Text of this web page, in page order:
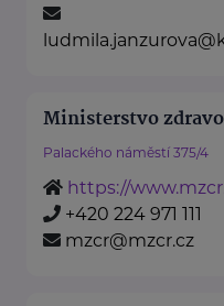
Ministerstvo
Palackého náměstí 375/4
https://
+420 224 971 111
mzcr@mzcr.cz